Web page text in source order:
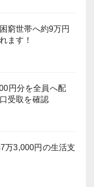
窮世帯へ約9万円
ます！
円分を全員へ配
受取を確認
万3,000円の生活支